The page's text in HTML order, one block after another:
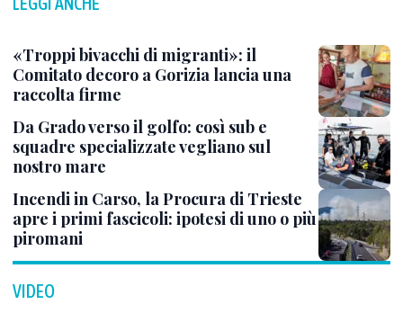
«Troppi bivacchi di migranti»: il
Comitato decoro a Gorizia lancia una
raccolta firme
Da Grado verso il golfo: così sub e
squadre specializzate vegliano sul
nostro mare
Incendi in Carso, la Procura di Trieste
apre i primi fascicoli: ipotesi di uno o più
piromani
VIDEO